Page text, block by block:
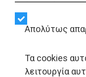
Απολύτως
Τα cookies
λειτουργία